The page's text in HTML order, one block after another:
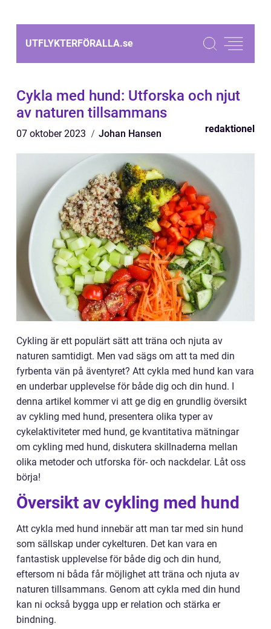
UTFLYKTERFÖRALLA.se
Cykla med hund: Utforska och njut
av naturen tillsammans
07 oktober 2023 Johan Hansen redaktionel
Cykling är ett populärt sätt att träna och njuta av
naturen samtidigt. Men vad sägs om att ta med din
fyrbenta vän på äventyret? Att cykla med hund kan vara
en underbar upplevelse för både dig och din hund. I
denna artikel kommer vi att ge dig en grundlig översikt
av cykling med hund, presentera olika typer av
cykelaktiviteter med hund, ge kvantitativa mätningar
om cykling med hund, diskutera skillnaderna mellan
olika metoder och utforska för- och nackdelar. Låt oss
börja!
Översikt av cykling med hund
Att cykla med hund innebär att man tar med sin hund
som sällskap under cykelturen. Det kan vara en
fantastisk upplevelse för både dig och din hund,
eftersom ni båda får möjlighet att träna och njuta av
naturen tillsammans. Genom att cykla med din hund
kan ni också bygga upp er relation och stärka er
bindning.